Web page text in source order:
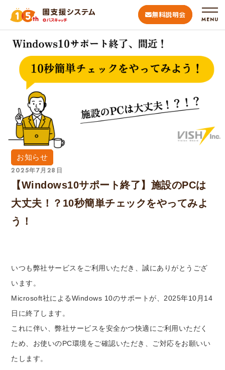
無料説明会
MENU
お知らせ
2025年7月28日
【Windows10サポート終了】施設のPCは
大丈夫！？10秒簡単チェックをやってみよ
う！
いつも弊社サービスをご利用いただき、誠にありがとうござ
います。
Microsoft社によるWindows 10のサポートが、2025年10月14
日に終了します。
これに伴い、弊社サービスを安全かつ快適にご利用いただく
ため、お使いのPC環境をご確認いただき、ご対応をお願いい
たします。